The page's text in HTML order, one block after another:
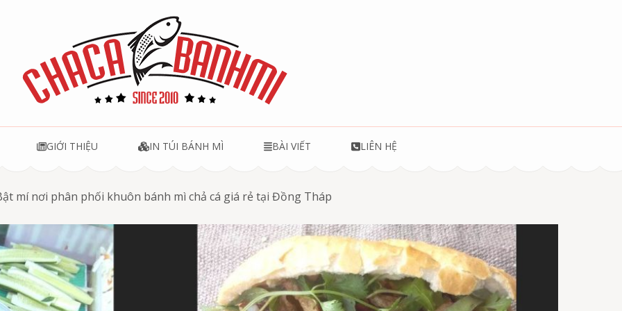
GIỚI THIỆU IN TÚI BÁNH MÌ BÀI VIẾT LIÊN HỆ
mí nơi phân phối khuôn bánh mì chả cá giá rẻ tại Đồng Tháp